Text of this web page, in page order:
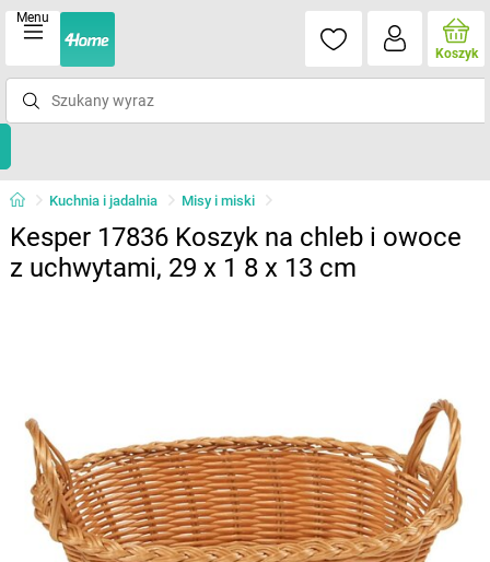
Menu
Koszyk
Kuchnia i jadalnia Misy i miski
Kesper 17836 Koszyk na chleb i owoce
z uchwytami, 29 x 1 8 x 13 cm